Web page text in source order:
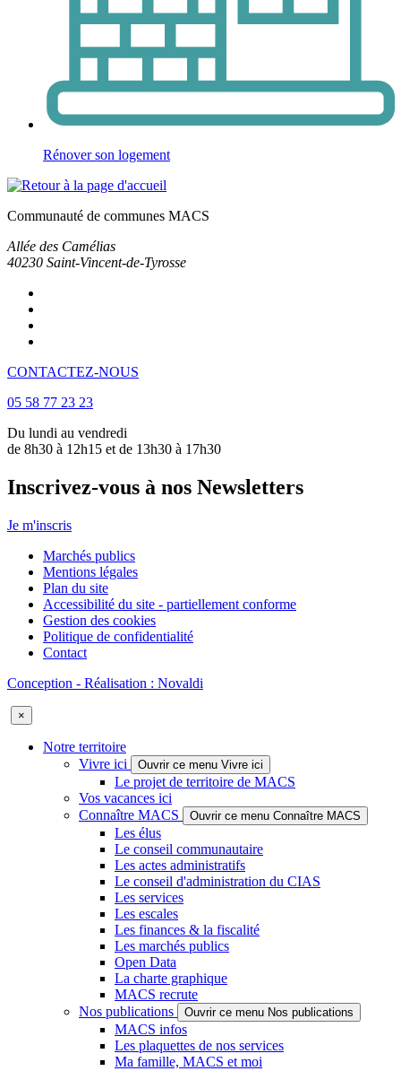
Rénover son logement
Communauté de communes MACS
Allée des Camélias
40230 Saint-Vincent-de-Tyrosse
CONTACTEZ-NOUS
05 58 77 23 23
Du lundi au vendredi
de 8h30 à 12h15 et de 13h30 à 17h30
Inscrivez-vous à nos Newsletters
Je m'inscris
Marchés publics
Mentions légales
Plan du site
Accessibilité du site - partiellement conforme
Gestion des cookies
Politique de confidentialité
Contact
Conception - Réalisation : Novaldi
×
Notre territoire
Vivre ici
Ouvrir ce menu Vivre ici
Le projet de territoire de MACS
Vos vacances ici
Connaître MACS
Ouvrir ce menu Connaître MACS
Les élus
Le conseil communautaire
Les actes administratifs
Le conseil d'administration du CIAS
Les services
Les escales
Les finances & la fiscalité
Les marchés publics
Open Data
La charte graphique
MACS recrute
Nos publications
Ouvrir ce menu Nos publications
MACS infos
Les plaquettes de nos services
Ma famille, MACS et moi